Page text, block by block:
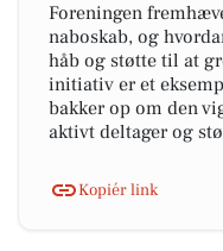
Foreningen
naboskab, og
håb og støtte til at
initiativ er et
bakker op om den
aktivt deltager og
Kopiér link